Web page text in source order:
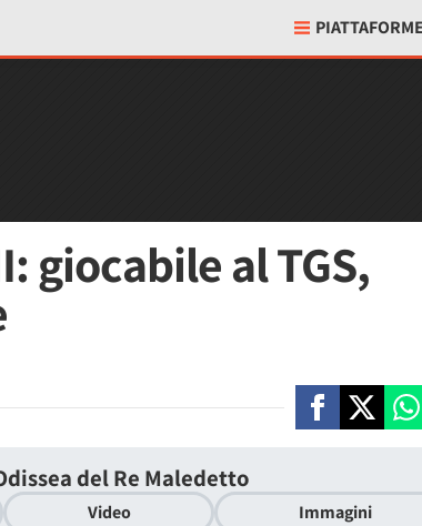
PIATTAFORME
giocabile al TGS,
del Re Maledetto
Video Immagini